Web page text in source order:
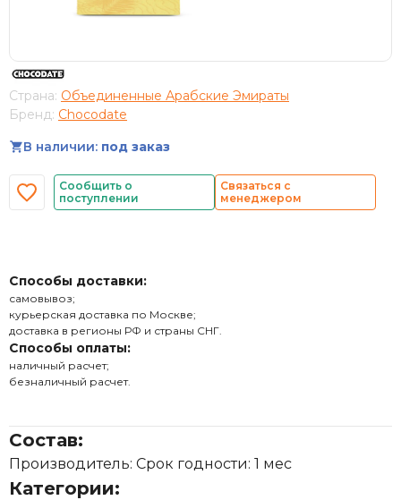
Страна: Объединенные Арабские Эмираты
Бренд: Chocodate
В наличии: под заказ
Сообщить о
поступлении
Связаться с
менеджером
Способы доставки:
самовывоз;
курьерская доставка по Москве;
доставка в регионы РФ и страны СНГ.
Способы оплаты:
наличный расчет;
безналичный расчет.
Состав:
Производитель: Срок годности: 1 мес
Категории: